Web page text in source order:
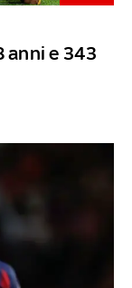
anni e 343